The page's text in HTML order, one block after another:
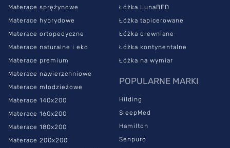
Materace sprężynowe
Materace hybrydowe
Materace ortopedyczne
Materace naturalne i eko
Materace premium
Materace nawierzchniowe
Materace młodzieżowe
Materace 140x200
Materace 160x200
Materace 180x200
Materace 200x200
Łóżka LunaBED
Łóżka tapicerowane
Łóżka drewniane
Łóżka kontynentalne
Łóżka na wymiar
POPULARNE MARKI
Hilding
SleepMed
Hamilton
Senpuro